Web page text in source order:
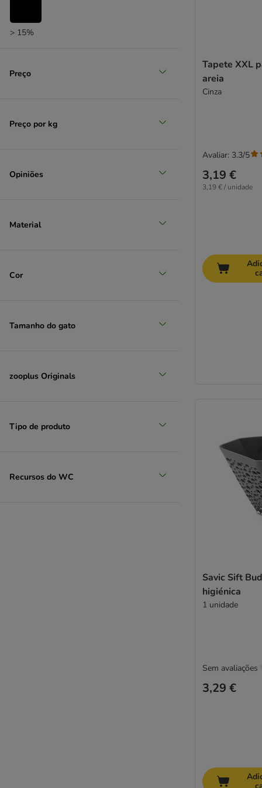
> 15%
Preço
Preço por kg
Opiniões
Material
Cor
Tamanho do gato
zooplus Originals
Tipo de produto
Recursos do WC
Tapete XXL
areia
Cinza
3,19 €
3,19 € / unidade
Avaliar: 3.3/5
Savic Sift
higiénica
1 unidade
3,29 €
Sem avaliações